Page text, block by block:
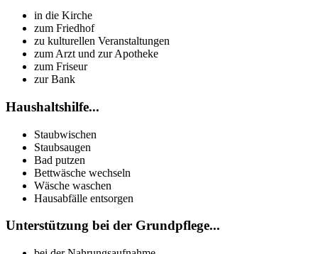
in die Kirche
zum Friedhof
zu kulturellen Veranstaltungen
zum Arzt und zur Apotheke
zum Friseur
zur Bank
Haushaltshilfe...
Staubwischen
Staubsaugen
Bad putzen
Bettwäsche wechseln
Wäsche waschen
Hausabfälle entsorgen
Unterstützung bei der Grundpflege...